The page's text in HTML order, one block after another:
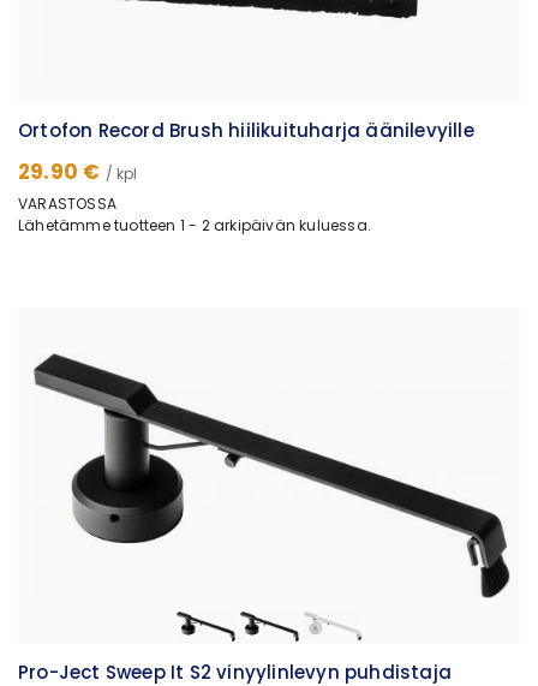
Ortofon Record Brush hiilikuituharja äänilevyille
29.90 € / kpl
VARASTOSSA
Lähetämme tuotteen 1 - 2 arkipäivän kuluessa.
Pro-Ject Sweep It S2 vinyylinlevyn puhdistaja